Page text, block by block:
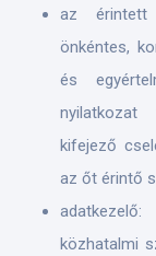
az érintett
önkéntes,
és
nyilatkozat
kifejező
az őt érintő
közhatalmi